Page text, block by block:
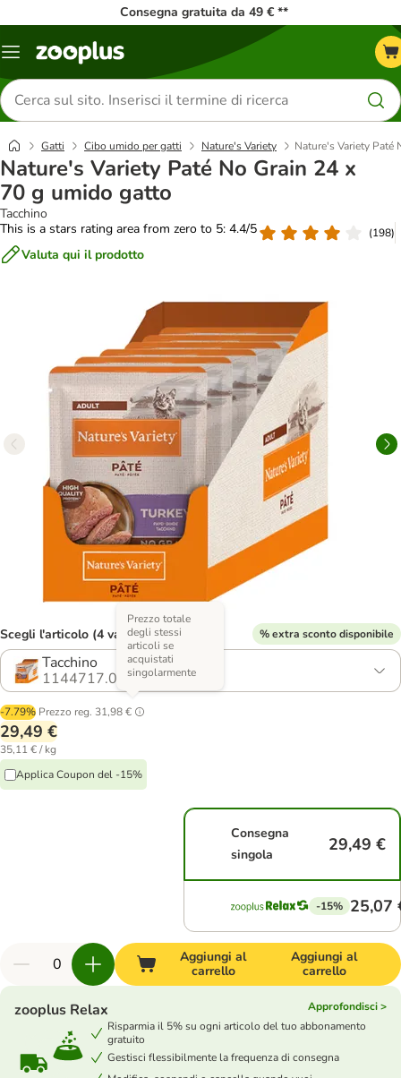
Consegna gratuita da 49 € **
Overview
Cerca
prodotti
Gatti Cibo umido per gatti Nature's Variety Nature's Variety Paté
Nature's Variety Paté No Grain 24 x
70 g umido gatto
Tacchino
This is a stars rating area from zero to 5: 4.4/5
(198)
Valuta qui il prodotto
Scegli l'articolo (4 varianti) % extra sconto disponibile
Tacchino
1144717.0
-7.79% Prezzo reg. 31,98 €
Prezzo totale
degli stessi
articoli se
acquistati
singolarmente
29,49 €
35,11 € / kg
Applica Coupon del -15%
Consegna
singola
29,49 €
-15% 25,07
Aggiungi al
carrello
Aggiungi al
carrello
zooplus Relax
Approfondisci >
Risparmia il 5% su ogni articolo del tuo abbonamento
gratuito
Gestisci flessibilmente la frequenza di consegna